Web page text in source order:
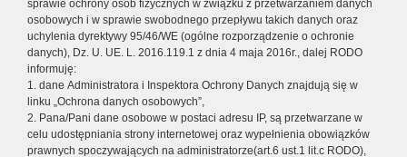
sprawie ochrony osób fizycznych w związku z przetwarzaniem danych
osobowych i w sprawie swobodnego przepływu takich danych oraz
uchylenia dyrektywy 95/46/WE (ogólne rozporządzenie o ochronie
danych), Dz. U. UE. L. 2016.119.1 z dnia 4 maja 2016r., dalej RODO
informuję:
1. dane Administratora i Inspektora Ochrony Danych znajdują się w
linku „Ochrona danych osobowych”,
2. Pana/Pani dane osobowe w postaci adresu IP, są przetwarzane w
celu udostępniania strony internetowej oraz wypełnienia obowiązków
prawnych spoczywających na administratorze(art.6 ust.1 lit.c RODO),